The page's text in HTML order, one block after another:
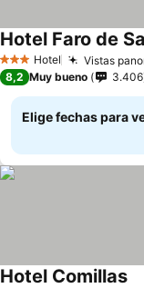
3 Estrellas
Hotel Vistas
Hotel Faro de
8,2 Muy bueno 3.406
Elige fechas para
Hotel Comillas